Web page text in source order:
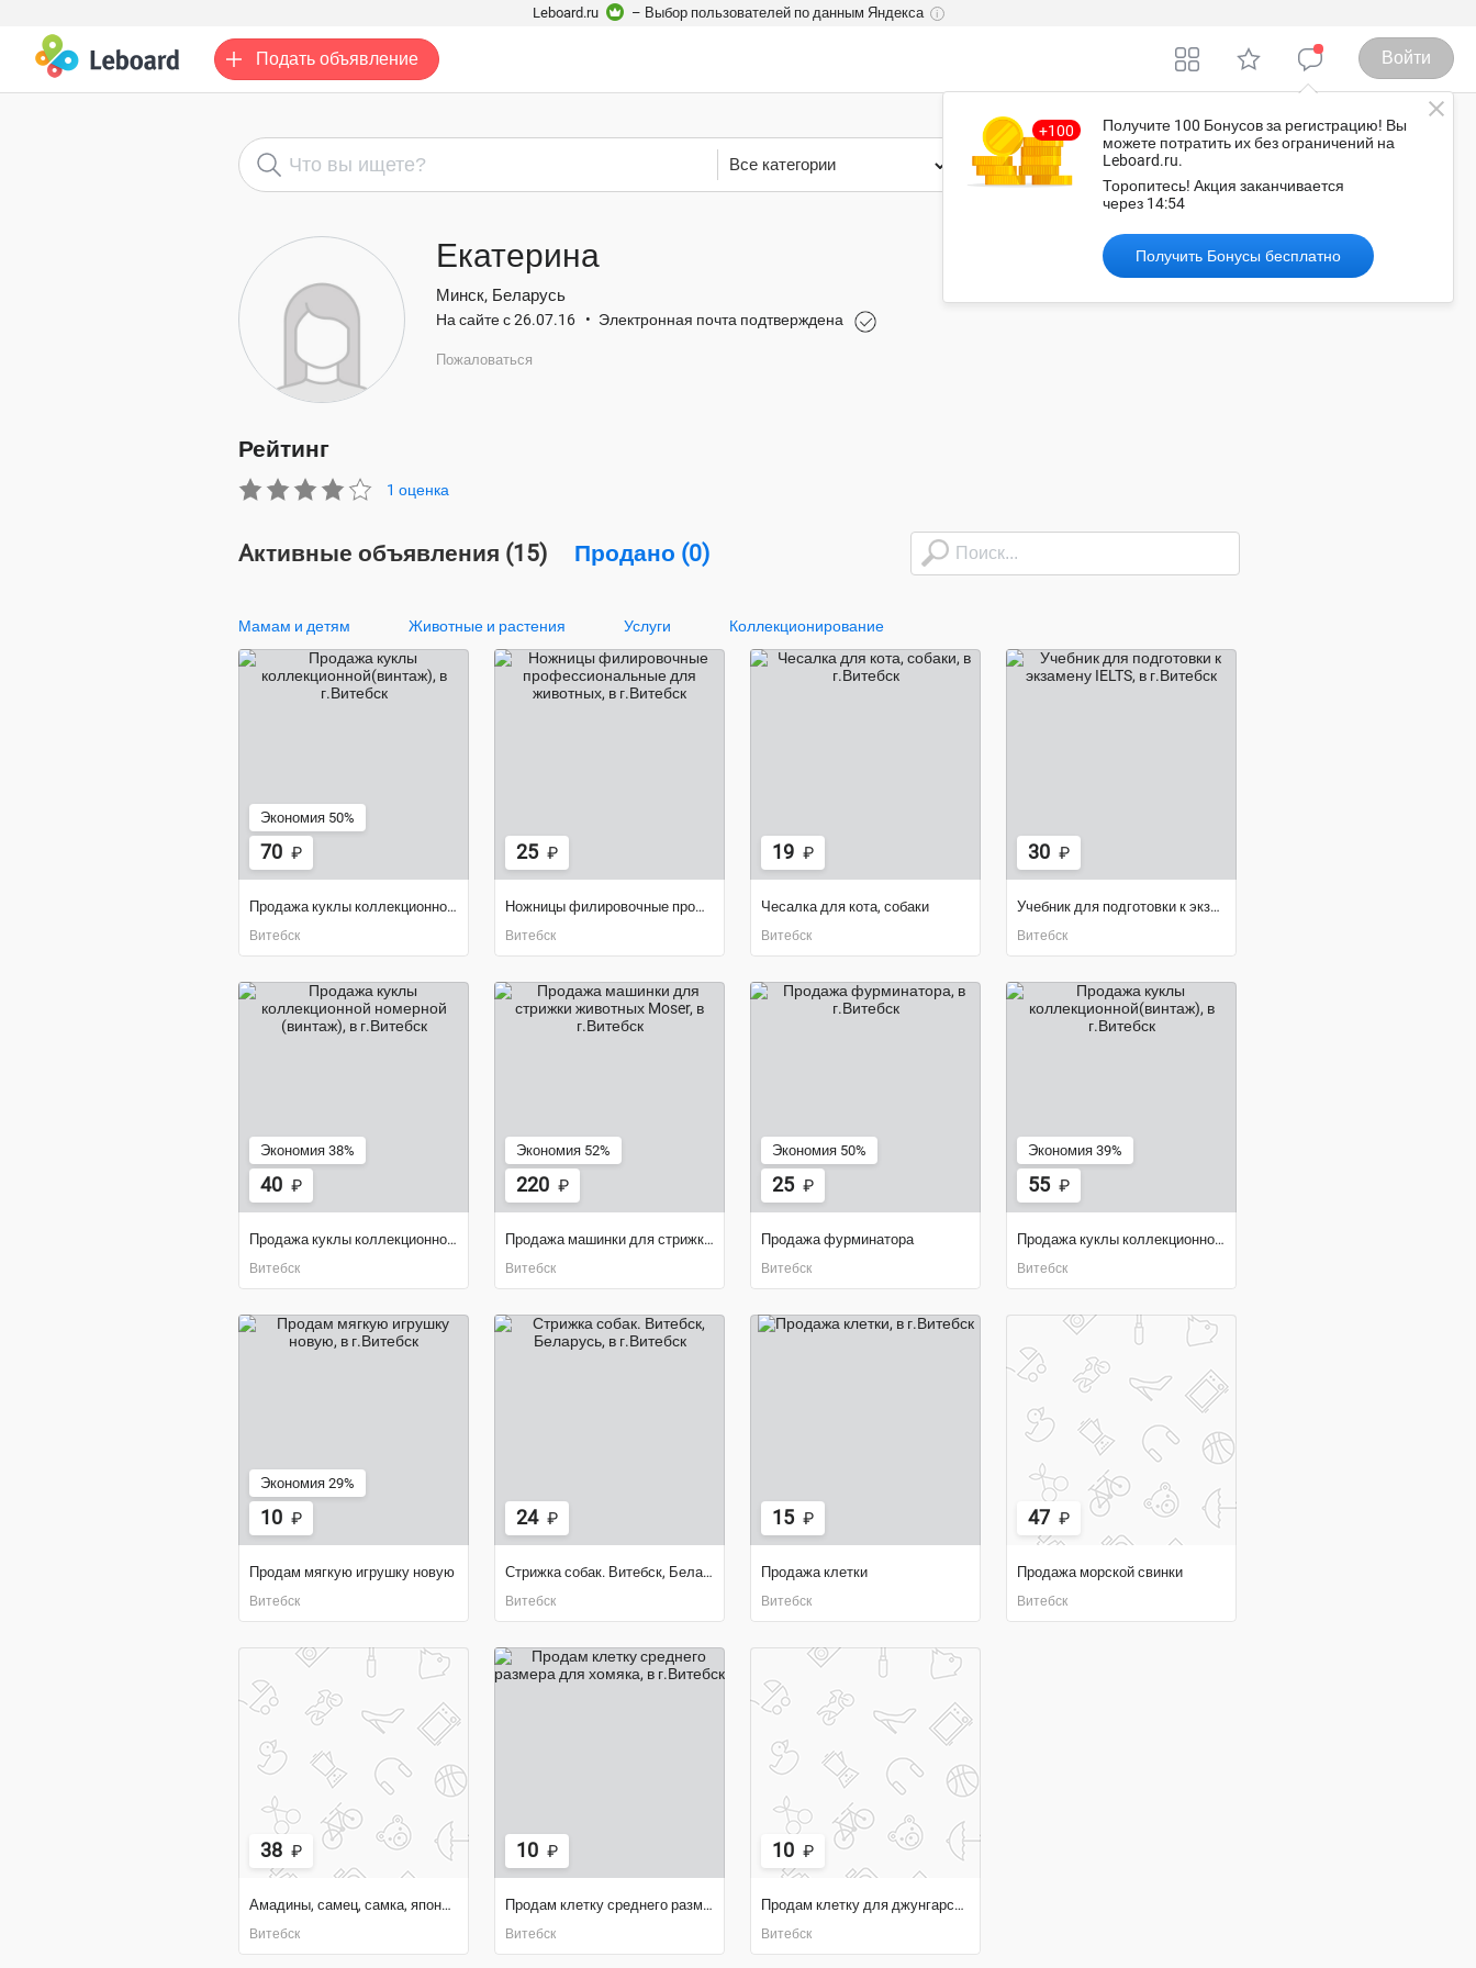
Leboard.ru – Выбор пользователей по данным Яндекса i
Подать объявление Войти
Получите 100 Бонусовза регистрацию! Вы
можете потратить их без ограничений на
Leboard.ru.
Торопитесь! Акция заканчивается
через 14:54
Получить Бонусы бесплатно
Все категории Россия
Екатерина
Минск, Беларусь
На сайте с 26.07.16 • Электронная почта подтверждена
Пожаловаться
Рейтинг
1 оценка
Aктивные объявления (15) Продано (0)
Мамам и детям Животные и растения Услуги Коллекционирование
Экономия 50%
70 ₽
Продажа куклы коллекционной(винтаж)
Витебск
25 ₽
Ножницы филировочные профессиональные для животных
Витебск
19 ₽
Чесалка для кота, собаки
Витебск
30 ₽
Учебник для подготовки к экзамену IELTS
Витебск
Экономия 38%
40 ₽
Продажа куклы коллекционной номерной (винтаж)
Витебск
Экономия 52%
220 ₽
Продажа машинки для стрижки животных Moser
Витебск
Экономия 50%
25 ₽
Продажа фурминатора
Витебск
Экономия 39%
55 ₽
Продажа куклы коллекционной(винтаж)
Витебск
Экономия 29%
10 ₽
Продам мягкую игрушку новую
Витебск
24 ₽
Стрижка собак. Витебск, Беларусь
Витебск
15 ₽
Продажа клетки
Витебск
47 ₽
Продажа морской свинки
Витебск
38 ₽
Амадины, самец, самка, японская, зебровая амадина
Витебск
10 ₽
Продам клетку среднего размера для хомяка
Витебск
10 ₽
Продам клетку для джунгарского хомяка,10 руб
Витебск